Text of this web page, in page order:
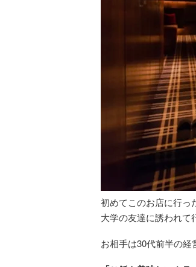
初めてこのお店に行っ
大学の友達に誘われて
お相手は30代前半の経